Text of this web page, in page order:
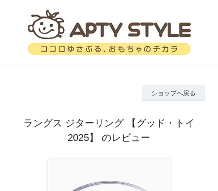
ショップへ戻る
ラングス ジターリング 【グッド・トイ
2025】 のレビュー